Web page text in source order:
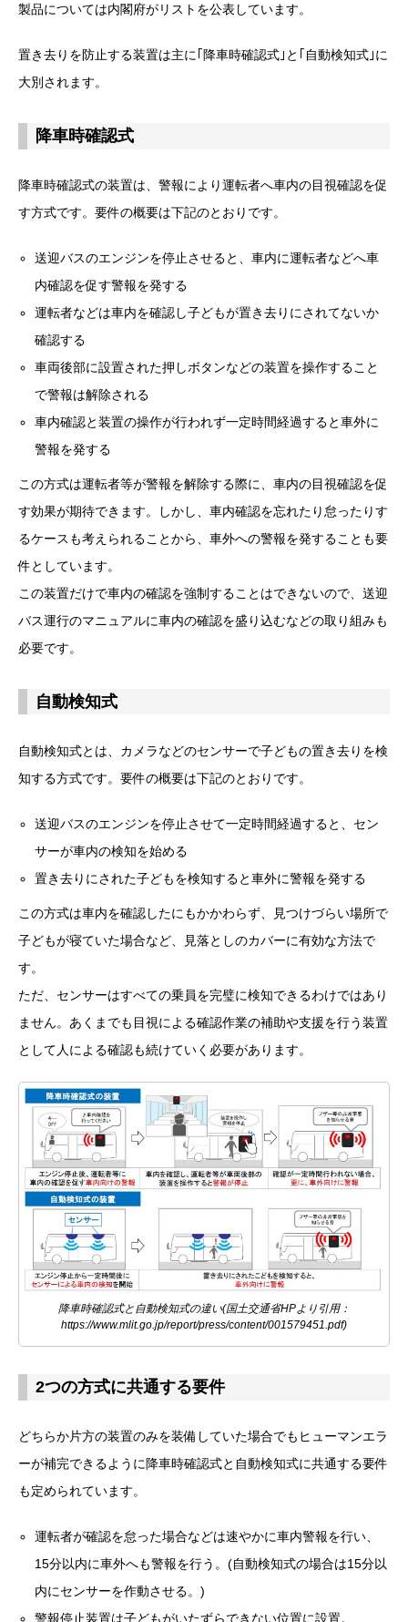
製品については内閣府がリストを公表しています。
置き去りを防止する装置は主に｢降車時確認式｣と｢自動検知式｣に
大別されます。
降車時確認式
降車時確認式の装置は、警報により運転者へ車内の目視確認を促
す方式です。要件の概要は下記のとおりです。
送迎バスのエンジンを停止させると、車内に運転者などへ車
内確認を促す警報を発する
運転者などは車内を確認し子どもが置き去りにされてないか
確認する
車両後部に設置された押しボタンなどの装置を操作すること
で警報は解除される
車内確認と装置の操作が行われず一定時間経過すると車外に
警報を発する
この方式は運転者等が警報を解除する際に、車内の目視確認を促
す効果が期待できます。しかし、車内確認を忘れたり怠ったりす
るケースも考えられることから、車外への警報を発することも要
件としています。
この装置だけで車内の確認を強制することはできないので、送迎
バス運行のマニュアルに車内の確認を盛り込むなどの取り組みも
必要です。
自動検知式
自動検知式とは、カメラなどのセンサーで子どもの置き去りを検
知する方式です。要件の概要は下記のとおりです。
送迎バスのエンジンを停止させて一定時間経過すると、セン
サーが車内の検知を始める
置き去りにされた子どもを検知すると車外に警報を発する
この方式は車内を確認したにもかかわらず、見つけづらい場所で
子どもが寝ていた場合など、見落としのカバーに有効な方法で
す。
ただ、センサーはすべての乗員を完璧に検知できるわけではあり
ません。あくまでも目視による確認作業の補助や支援を行う装置
として人による確認も続けていく必要があります。
降車時確認式と自動検知式の違い(国土交通省HPより引用：
https://www.mlit.go.jp/report/press/content/001579451.pdf)
2つの方式に共通する要件
どちらか片方の装置のみを装備していた場合でもヒューマンエラ
ーが補完できるように降車時確認式と自動検知式に共通する要件
も定められています。
運転者が確認を怠った場合などは速やかに車内警報を行い、
15分以内に車外へも警報を行う。(自動検知式の場合は15分以
内にセンサーを作動させる。)
警報停止装置は子どもがいたずらできない位置に設置。